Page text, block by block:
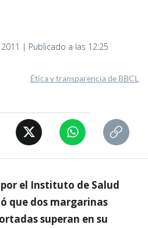
| Publicado a las 12:25
Ética y transparencia de BBCL
el Instituto de Salud
que dos margarinas
superan en su